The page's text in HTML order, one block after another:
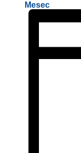
Mesec